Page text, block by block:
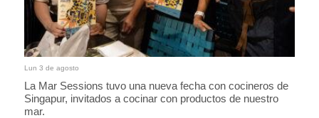
Lun 3 de agosto
La Mar Sessions tuvo una nueva fecha con cocineros de
Singapur, invitados a cocinar con productos de nuestro
mar.